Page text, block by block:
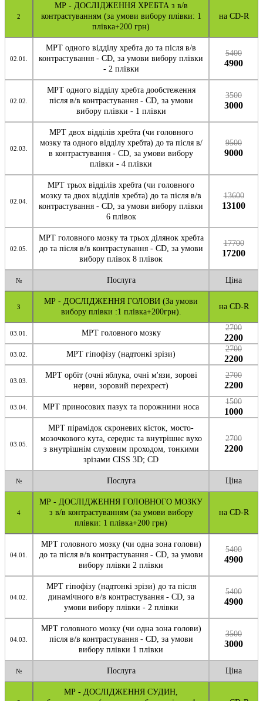
2
МР - ДОСЛІДЖЕННЯ ХРЕБТА з в/в
контрастуванням (за умови вибору плівки: 1
плівка+200 грн)
на CD-R
02.01.
МРТ одного відділу хребта до та після в/в
контрастування - CD, за умови вибору плівки
- 2 плівки
5400
4900
02.02.
МРТ одного відділу хребта дообстеження
після в/в контрастування - CD, за умови
вибору плівки - 1 плівки
3500
3000
02.03.
МРТ двох відділів хребта (чи головного
мозку та одного відділу хребта) до та після в/
в контрастування - CD, за умови вибору
плівки - 4 плівки
9500
9000
02.04.
МРТ трьох відділів хребта (чи головного
мозку та двох відділів хребта) до та після в/в
контрастування - CD, за умови вибору плівки
6 плівок
13600
13100
02.05.
МРТ головного мозку та трьох ділянок хребта
до та після в/в контрастування - CD, за умови
вибору плівок 8 плівок
17700
17200
№ Послуга Ціна
3
МР - ДОСЛІДЖЕННЯ ГОЛОВИ (За умови
вибору плівки :1 плівка+200грн).
на CD-R
03.01. МРТ головного мозку
2700
2200
03.02. МРТ гіпофізу (надтонкі зрізи)
2700
2200
03.03.
МРТ орбіт (очні яблука, очні м'язи, зорові
нерви, зоровий перехрест)
2700
2200
03.04. МРТ приносових пазух та порожнини носа
1500
1000
03.05.
МРТ пірамідок скроневих кісток, мосто-
мозочкового кута, середнє та внутрішнє вухо
з внутрішнім слуховим проходом, тонкими
зрізами CISS 3D; CD
2700
2200
№ Послуга Ціна
4
МР - ДОСЛІДЖЕННЯ ГОЛОВНОГО МОЗКУ
з в/в контрастуванням (за умови вибору
плівки: 1 плівка+200 грн)
на CD-R
04.01.
МРТ головного мозку (чи одна зона голови)
до та після в/в контрастування - CD, за умови
вибору плівки 2 плівки
5400
4900
04.02.
МРТ гіпофізу (надтонкі зрізи) до та після
динамічного в/в контрастування - CD, за
умови вибору плівки - 2 плівки
5400
4900
04.03.
МРТ головного мозку (чи одна зона голови)
після в/в контрастування - CD, за умови
вибору плівки 1 плівки
3500
3000
№ Послуга Ціна
МР - ДОСЛІДЖЕННЯ СУДИН,